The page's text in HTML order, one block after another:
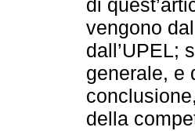
di
vengono
dall’UPEL;
generale, e
della